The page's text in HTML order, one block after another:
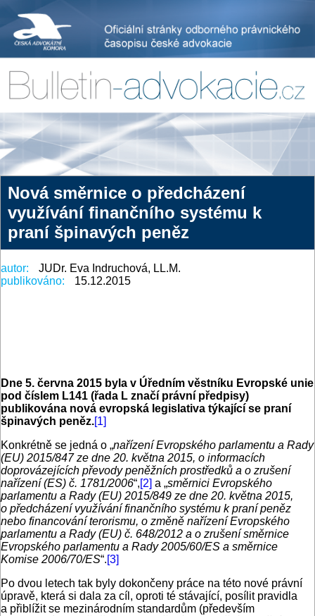
Nová směrnice o předcházení
využívání finančního systému k
praní špinavých peněz
autor:
JUDr. Eva Indruchová, LL.M.
publikováno:
15.12.2015
Dne 5. června 2015 byla v Úředním věstníku Evropské unie
pod číslem L141 (řada L značí právní předpisy)
publikována nová evropská legislativa týkající se praní
špinavých peněz.[1]
Konkrétně se jedná o „nařízení Evropského parlamentu a Rady
(EU) 2015/847 ze dne 20. května 2015, o informacích
doprovázejících převody peněžních prostředků a o zrušení
nařízení (ES) č. 1781/2006“,[2] a „směrnici Evropského
parlamentu a Rady (EU) 2015/849 ze dne 20. května 2015,
o předcházení využívání finančního systému k praní peněz
nebo financování terorismu, o změně nařízení Evropského
parlamentu a Rady (EU) č. 648/2012 a o zrušení směrnice
Evropského parlamentu a Rady 2005/60/ES a směrnice
Komise 2006/70/ES“.[3]
Po dvou letech tak byly dokončeny práce na této nové právní
úpravě, která si dala za cíl, oproti té stávající, posílit pravidla
a přiblížit se mezinárodním standardům (především